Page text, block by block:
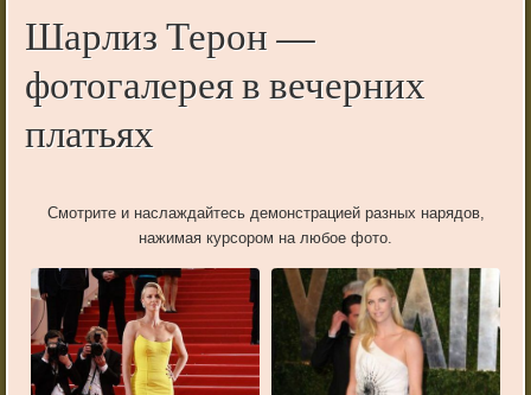
Шарлиз Терон —
фотогалерея в вечерних
платьях
Смотрите и наслаждайтесь демонстрацией разных нарядов,
нажимая курсором на любое фото.